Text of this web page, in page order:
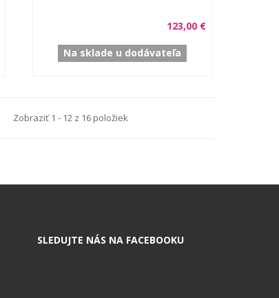
123,00 €
Na sklade u dodávateľa
Zobraziť 1 - 12 z 16 položiek
SLEDUJTE NÁS NA FACEBOOKU